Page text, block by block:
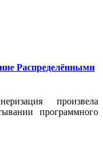
Распределёнными
произвела
программного